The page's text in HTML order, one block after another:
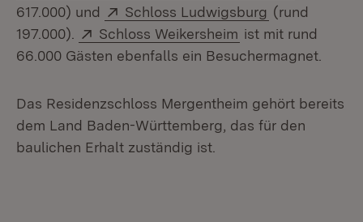
617.000) und
Extern:
Schloss Ludwigsburg (Öffnet in
(rund
197.000).
Extern:
Schloss Weikersheim (Öffnet in neuem
ist mit rund
66.000 Gästen ebenfalls ein Besuchermagnet.
Das Residenzschloss Mergentheim gehört bereits
dem Land Baden-Württemberg, das für den
baulichen Erhalt zuständig ist.